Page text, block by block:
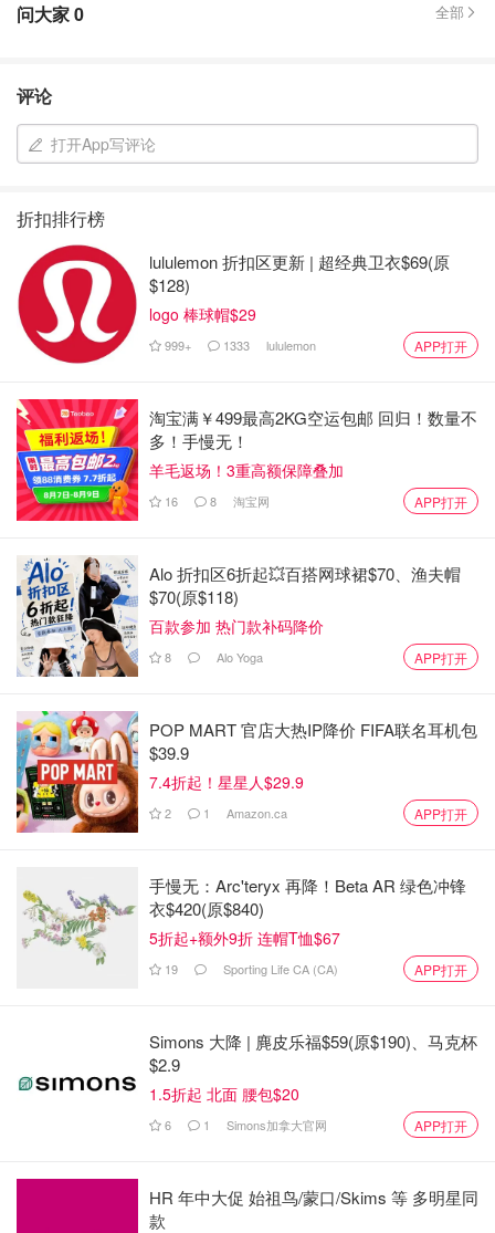
问大家0 全部
评论
打开App写评论
折扣排行榜
lululemon 折扣区更新 | 超经典卫衣$69(原
$128)
logo 棒球帽$29
999+ 1333 lululemon APP打开
淘宝满￥499最高2KG空运包邮 回归！数量不
多！手慢无！
羊毛返场！3重高额保障叠加
16 8 淘宝网 APP打开
Alo 折扣区6折起💥百搭网球裙$70、渔夫帽
$70(原$118)
百款参加 热门款补码降价
8 Alo Yoga APP打开
POP MART 官店大热IP降价 FIFA联名耳机包
$39.9
7.4折起！星星人$29.9
2 1 Amazon.ca APP打开
手慢无：Arc'teryx 再降！Beta AR 绿色冲锋
衣$420(原$840)
5折起+额外9折 连帽T恤$67
19 Sporting Life CA (CA) APP打开
Simons 大降 | 麂皮乐福$59(原$190)、马克杯
$2.9
1.5折起 北面 腰包$20
6 1 Simons加拿大官网 APP打开
HR 年中大促 始祖鸟/蒙口/Skims 等 多明星同
款